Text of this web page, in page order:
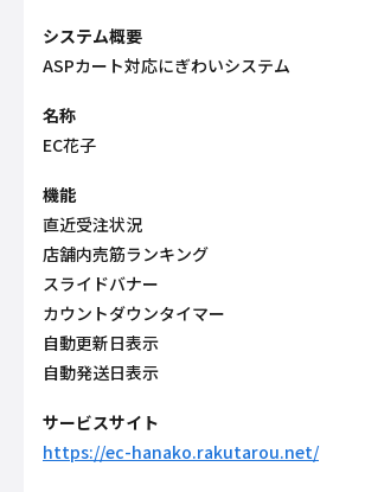
システム概要
ASPカート対応にぎわいシステム
名称
EC花子
機能
直近受注状況
店舗内売筋ランキング
スライドバナー
カウントダウンタイマー
自動更新日表示
自動発送日表示
サービスサイト
https://ec-hanako.rakutarou.net/